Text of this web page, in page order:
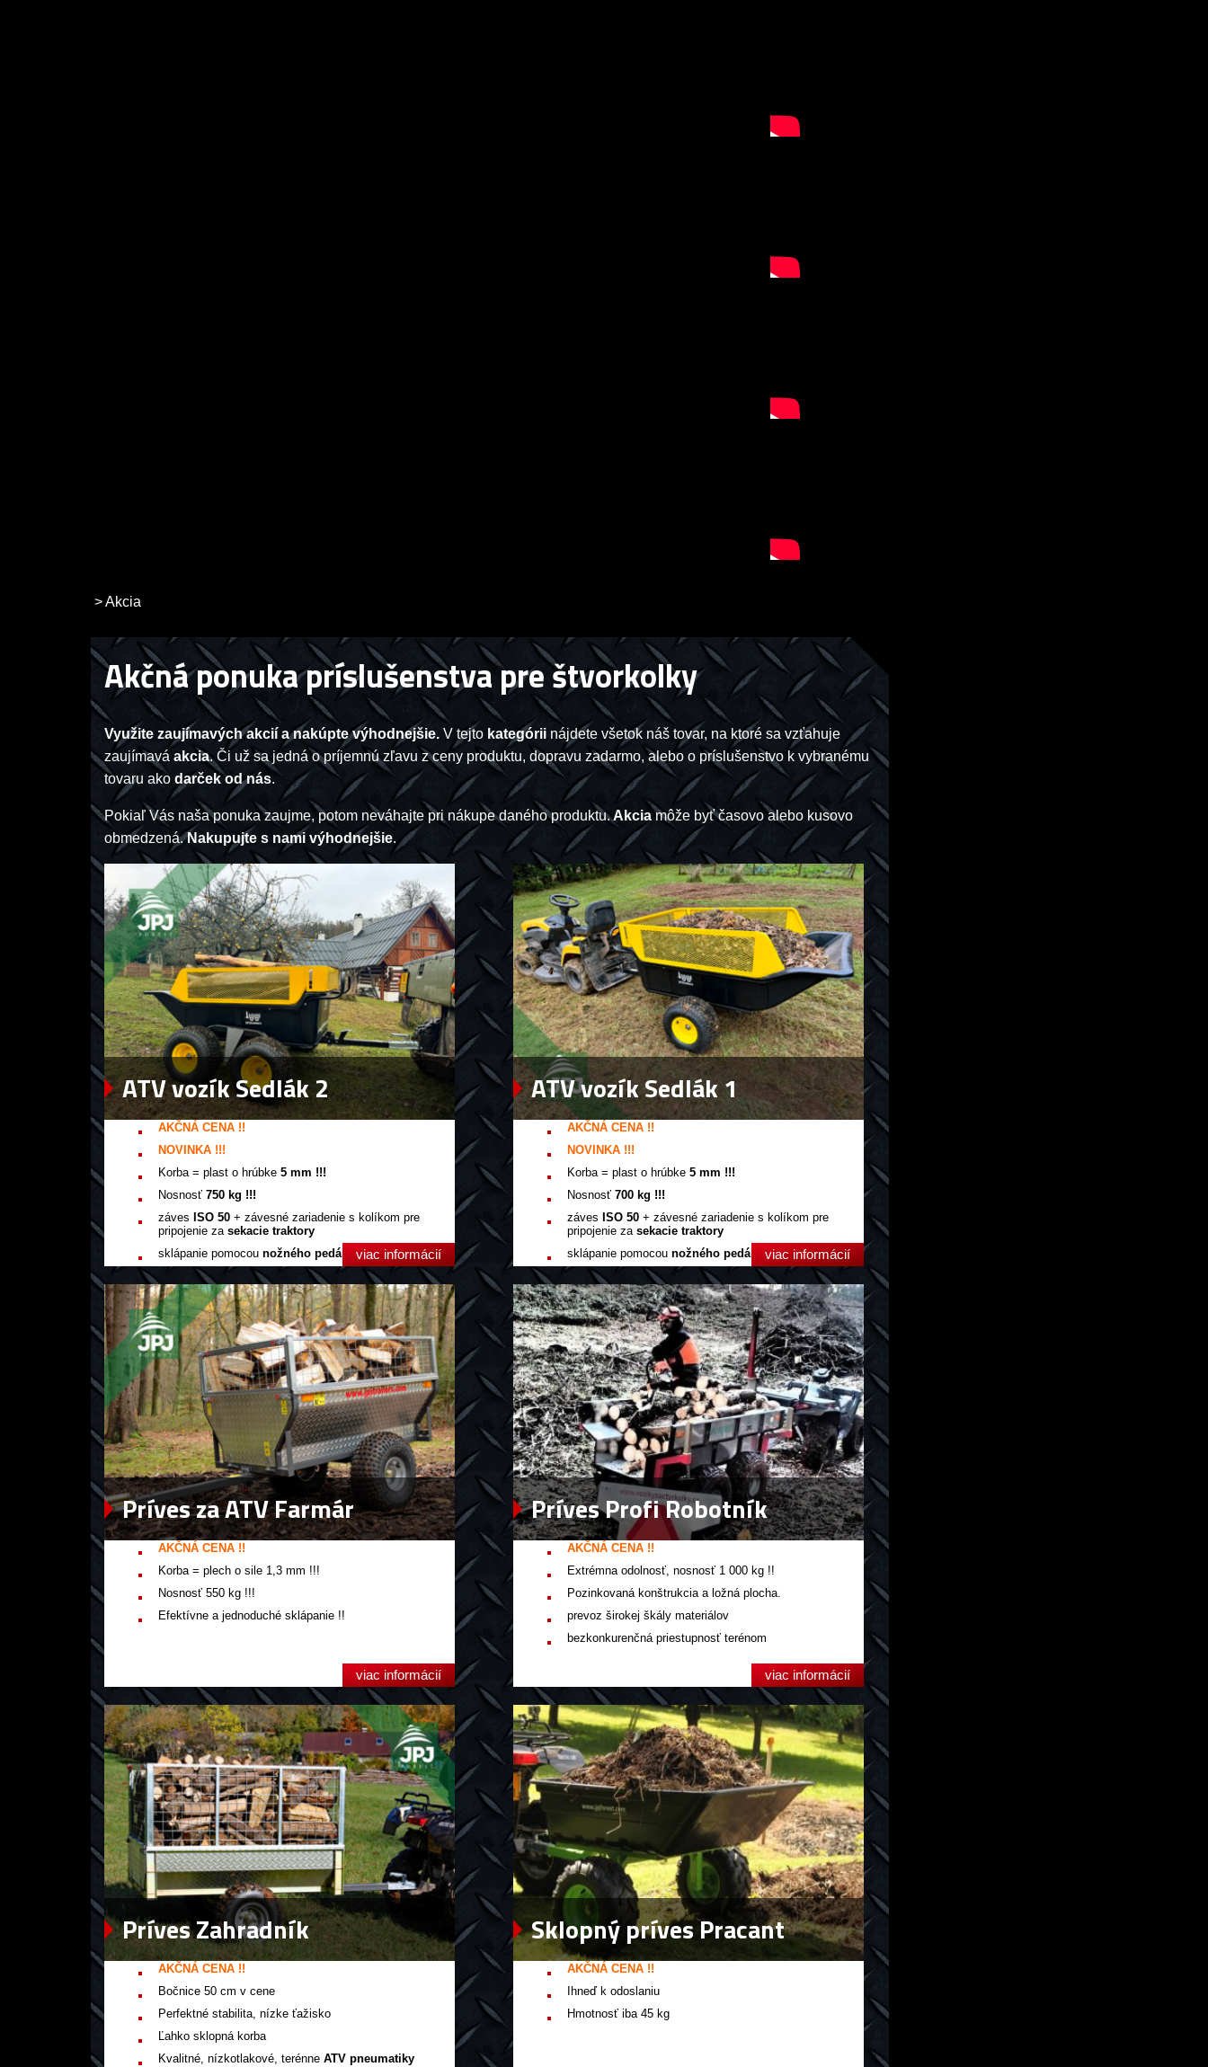
>Akcia
Akčná ponuka príslušenstva pre štvorkolky
Využite zaujímavých akcií a nakúpte výhodnejšie.V tejto kategórii nájdete všetok náš tovar, na ktoré sa vzťahuje
zaujímaváakcia. Či už sa jedná o príjemnú zľavu z ceny produktu, dopravu zadarmo, alebo o príslušenstvo k vybranému
tovaru akodarček od nás.
Pokiaľ Vás naša ponuka zaujme, potom neváhajte pri nákupe daného produktu.Akciamôže byť časovo alebo kusovo
obmedzená.Nakupujte s nami výhodnejšie.
ATV vozík Sedlák 2
AKČNÁ CENA !!
NOVINKA !!!
Korba = plast o hrúbke5 mm !!!
Nosnosť750 kg !!!
záves ISO 50 + závesné zariadenie s kolíkom pre
pripojenie zasekacie traktory
sklápanie pomocounožného pedála viac informácií
ATV vozík Sedlák 1
AKČNÁ CENA !!
NOVINKA !!!
Korba = plast o hrúbke5 mm !!!
Nosnosť700 kg !!!
záves ISO 50 + závesné zariadenie s kolíkom pre
pripojenie zasekacie traktory
sklápanie pomocounožného pedála viac informácií
Príves za ATV Farmár
AKČNÁ CENA !!
Korba = plech o sile 1,3 mm !!!
Nosnosť 550 kg !!!
Efektívne a jednoduché sklápanie !!
viac informácií
Príves Profi Robotník
AKČNÁ CENA !!
Extrémna odolnosť, nosnosť 1 000 kg !!
Pozinkovaná konštrukcia a ložná plocha.
prevoz širokej škály materiálov
bezkonkurenčná priestupnosť terénom
viac informácií
Príves Zahradník
AKČNÁ CENA !!
Bočnice 50 cm v cene
Perfektnéstabilita, nízke ťažisko
Ľahkosklopná korba
Kvalitné,nízkotlakové, terénne ATV pneumatiky
Sklopný príves Pracant
AKČNÁ CENA !!
Ihneď k odoslaniu
Hmotnosť iba 45 kg